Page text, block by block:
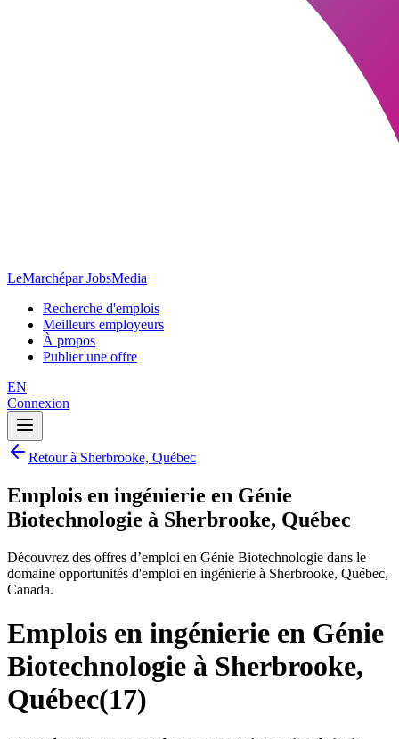
LeMarchépar JobsMedia
Recherche d'emplois
Meilleurs employeurs
À propos
Publier une offre
EN
Connexion
Retour à Sherbrooke, Québec
Emplois en ingénierie en Génie
Biotechnologie à Sherbrooke, Québec
Découvrez des offres d’emploi en Génie Biotechnologie dans le
domaine opportunités d'emploi en ingénierie à Sherbrooke, Québec,
Canada.
Emplois en ingénierie en Génie
Biotechnologie à Sherbrooke,
Québec(17)